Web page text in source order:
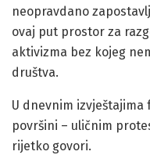
neopravdano
ovaj put prostor za
aktivizma bez kojeg
društva.
U dnevnim izvještajima
površini – uličnim
rijetko govori.